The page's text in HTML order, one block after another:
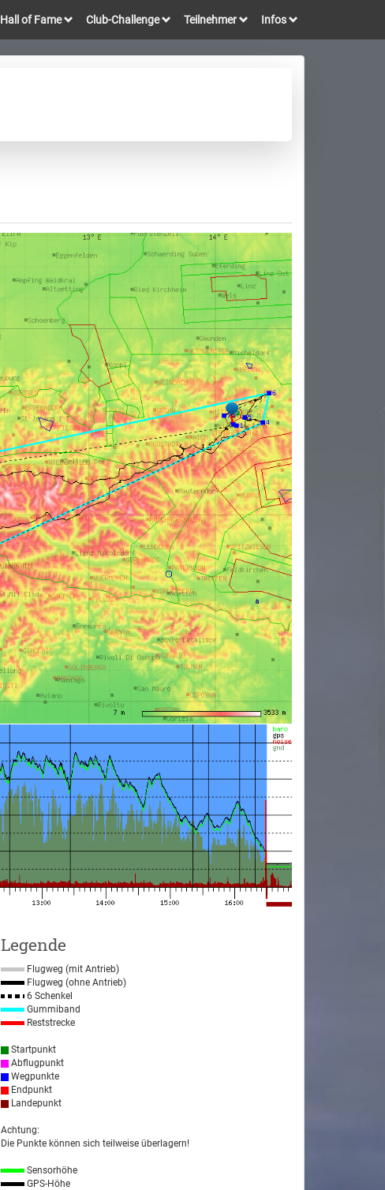
Hall of Fame Club-Challenge Teilnehmer Infos
Legende
Flugweg (mit Antrieb)
Flugweg (ohne Antrieb)
6 Schenkel
Gummiband
Reststrecke
Startpunkt
Abflugpunkt
Wegpunkte
Endpunkt
Landepunkt
Achtung:
Die Punkte können sich teilweise überlagern!
Sensorhöhe
GPS-Höhe